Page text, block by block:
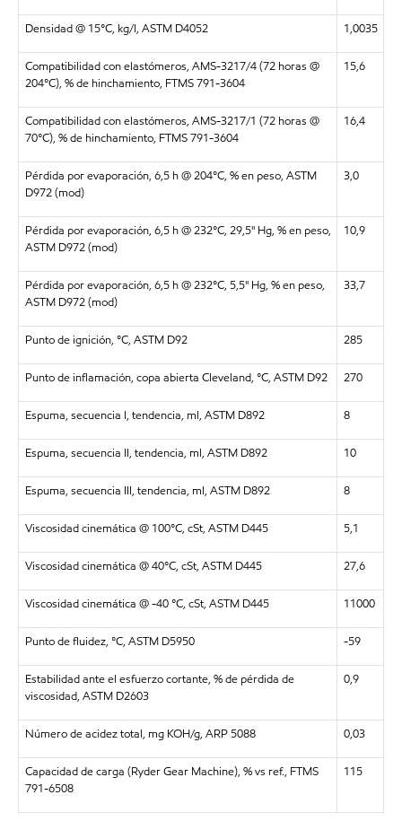
Densidad @ 15°C, kg/l, ASTM D4052 1,0035
Compatibilidad con elastómeros, AMS-3217/4 (72 horas @
204°C), % de hinchamiento, FTMS 791-3604
15,6
Compatibilidad con elastómeros, AMS-3217/1 (72 horas @
70°C), % de hinchamiento, FTMS 791-3604
16,4
Pérdida por evaporación, 6,5 h @ 204°C, % en peso, ASTM
D972 (mod)
3,0
Pérdida por evaporación, 6,5 h @ 232°C, 29,5" Hg, % en peso,
ASTM D972 (mod)
10,9
Pérdida por evaporación, 6,5 h @ 232°C, 5,5" Hg, % en peso,
ASTM D972 (mod)
33,7
Punto de ignición, °C, ASTM D92 285
Punto de inflamación, copa abierta Cleveland, °C, ASTM D92 270
Espuma, secuencia I, tendencia, ml, ASTM D892 8
Espuma, secuencia II, tendencia, ml, ASTM D892 10
Espuma, secuencia III, tendencia, ml, ASTM D892 8
Viscosidad cinemática @ 100°C, cSt, ASTM D445 5,1
Viscosidad cinemática @ 40°C, cSt, ASTM D445 27,6
Viscosidad cinemática @ -40 °C, cSt, ASTM D445 11000
Punto de fluidez, °C, ASTM D5950 -59
Estabilidad ante el esfuerzo cortante, % de pérdida de
viscosidad, ASTM D2603
0,9
Número de acidez total, mg KOH/g, ARP 5088 0,03
Capacidad de carga (Ryder Gear Machine), % vs ref., FTMS
791-6508
115